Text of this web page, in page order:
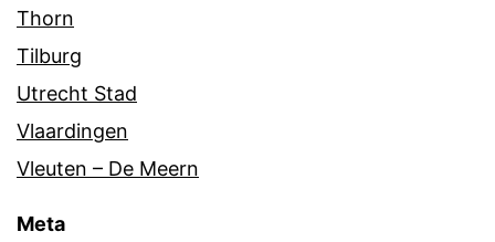
Thorn
Tilburg
Utrecht Stad
Vlaardingen
Vleuten – De Meern
Meta